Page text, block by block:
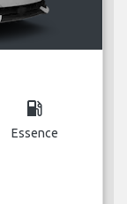
local_gas_station
Essence